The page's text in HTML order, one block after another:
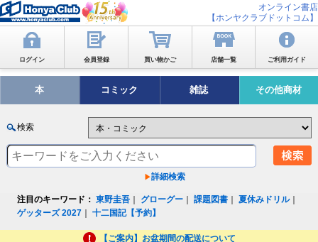
オンライン書店
【ホンヤクラブドットコム】
ログイン 会員登録 買い物かご 店舗一覧 ご利用ガイド
本 コミック 雑誌 その他商材
検索
詳細検索
注目のキーワード： 東野圭吾 グローグー ｜課題図書 ｜夏休みドリル｜
ゲッターズ 2027 ｜十二国記【予約】
【ご案内】お盆期間の配送について